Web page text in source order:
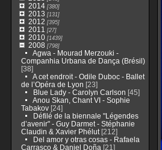
2014[380]
2013 [131]
2012 [395]
2011 [27]
2010[1439]
2008 [798]
Agwa - Mourad Merzouki -
Companhia Urbana de Dança (Brésil)
[38]
A cet endroit - Odile Duboc - Ballet
de l’Opéra de Lyon [23]
Blue Lady - Carolyn Carlson [45]
Anou Skan, Chant VI - Sophie
Tabakov[24]
Défilé de la biennale "Légendes
d’avenir" - Guy Darmet - Stéphanie
Claudin & Xavier Phélut[212]
Del amor y otras cosas - Rafaela
Carrasco & Daniel Doña [21]